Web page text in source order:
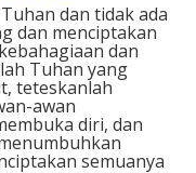
dan tidak ada
dan menciptakan
dan
Tuhan yang
teteskanlah
awan
diri, dan
semuanya